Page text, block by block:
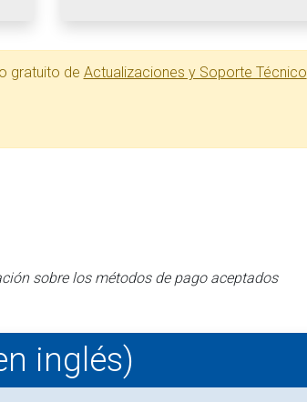
gratuito de Actualizaciones y Soporte Técnico
sobre los métodos de pago aceptados
inglés)